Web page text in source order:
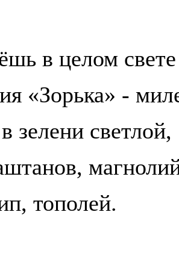
в целом свете
«Зорька» -
зелени светлой,
тополей.